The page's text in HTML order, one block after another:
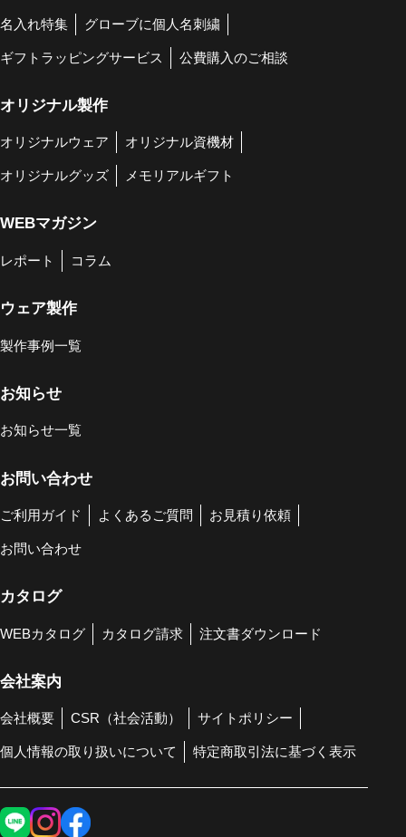
名入れ特集 グローブに個人名刺繍
ギフトラッピングサービス 公費購入のご相談
オリジナル製作
オリジナルウェア オリジナル資機材
オリジナルグッズ メモリアルギフト
WEBマガジン
レポート コラム
ウェア製作
製作事例一覧
お知らせ
お知らせ一覧
お問い合わせ
ご利用ガイド よくあるご質問 お見積り依頼
お問い合わせ
カタログ
WEBカタログ カタログ請求 注文書ダウンロード
会社案内
会社概要 CSR（社会活動） サイトポリシー
個人情報の取り扱いについて 特定商取引法に基づく表示